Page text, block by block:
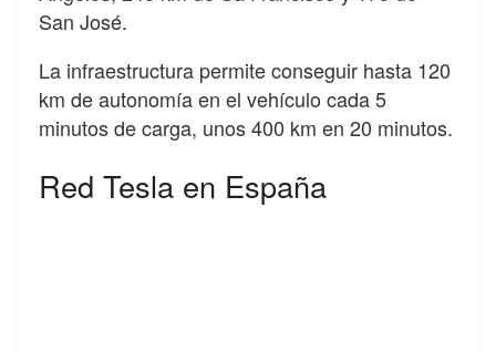
San José.
La infraestructura permite conseguir hasta 120
km de autonomía en el vehículo cada 5
minutos de carga, unos 400 km en 20 minutos.
Red Tesla en España